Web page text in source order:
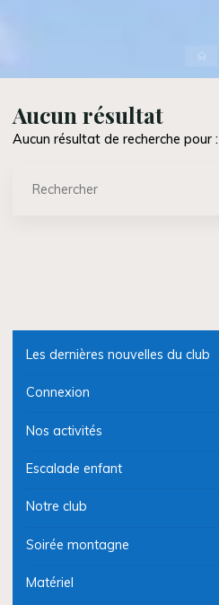
Aucun résultat
Aucun résultat de recherche pour :
Les dernières nouvelles du club
Connexion
Nos activités
Escalade enfant
Notre club
Soirée montagne
Matériel